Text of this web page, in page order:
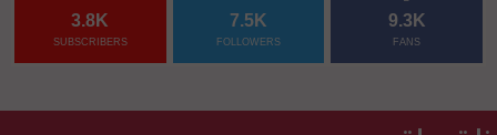
9.3K
FANS
7.5K
FOLLOWERS
3.8K
SUBSCRIBERS